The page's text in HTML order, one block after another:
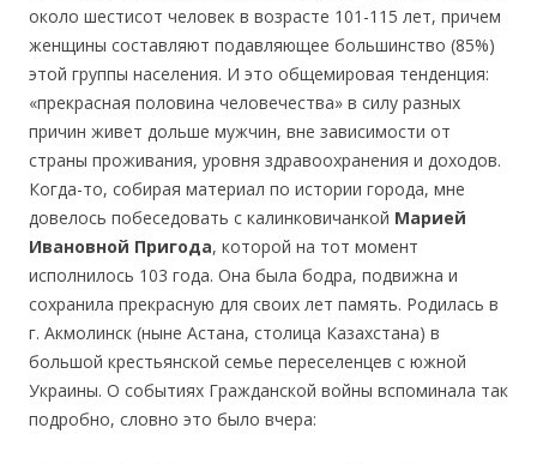
около шестисот человек в возрасте 101-115 лет, причем
женщины составляют подавляющее большинство (85%)
этой группы населения. И это общемировая тенденция:
«прекрасная половина человечества» в силу разных
причин живет дольше мужчин, вне зависимости от
страны проживания, уровня здравоохранения и доходов.
Когда-то, собирая материал по истории города, мне
довелось побеседовать с калинковичанкой Марией
Ивановной Пригода, которой на тот момент
исполнилось 103 года. Она была бодра, подвижна и
сохранила прекрасную для своих лет память. Родилась в
г. Акмолинск (ныне Астана, столица Казахстана) в
большой крестьянской семье переселенцев с южной
Украины. О событиях Гражданской войны вспоминала так
подробно, словно это было вчера: